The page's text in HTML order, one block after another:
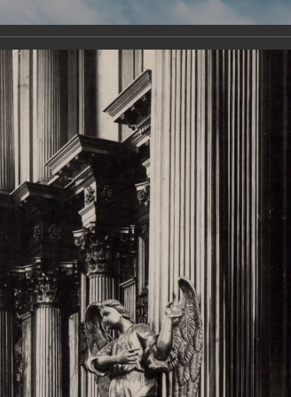
Сайт
Наследники
Главная Галерея Храмы-мученики